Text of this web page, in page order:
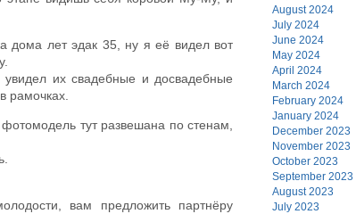
дома лет эдак 35, ну я её видел вот
их свадебные и досвадебные
рамочках.
тут развешана по стенам,
вам предложить партнёру
August 2024
July 2024
June 2024
May 2024
April 2024
March 2024
February 2024
January 2024
December 2023
November 2023
October 2023
September 2023
August 2023
July 2023